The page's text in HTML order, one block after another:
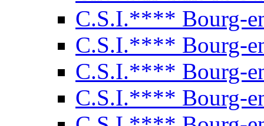
C.S.I.**** Bourg-
C.S.I.**** Bourg-
C.S.I.**** Bourg-
C.S.I.**** Bourg-